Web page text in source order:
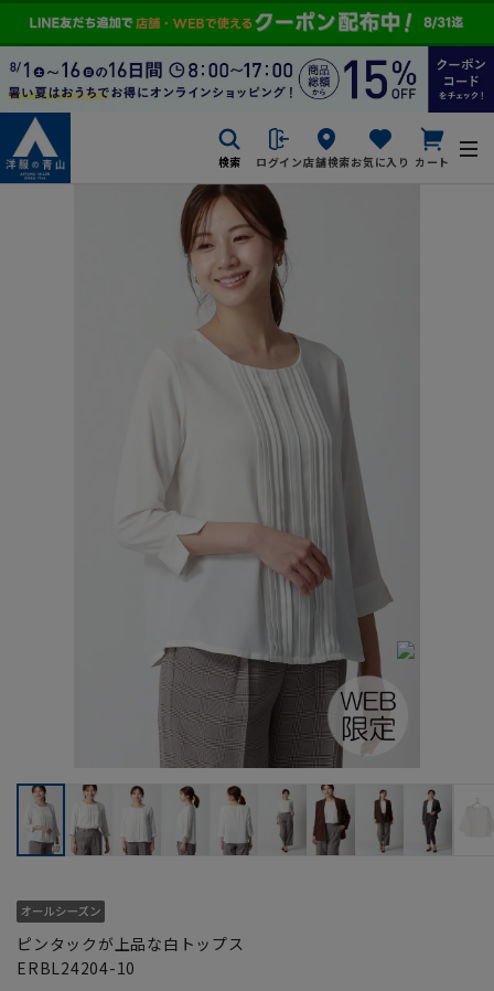
検索 ログイン店舗検索お気に入り カート
ピンタックが上品な白トップス
ERBL24204-10